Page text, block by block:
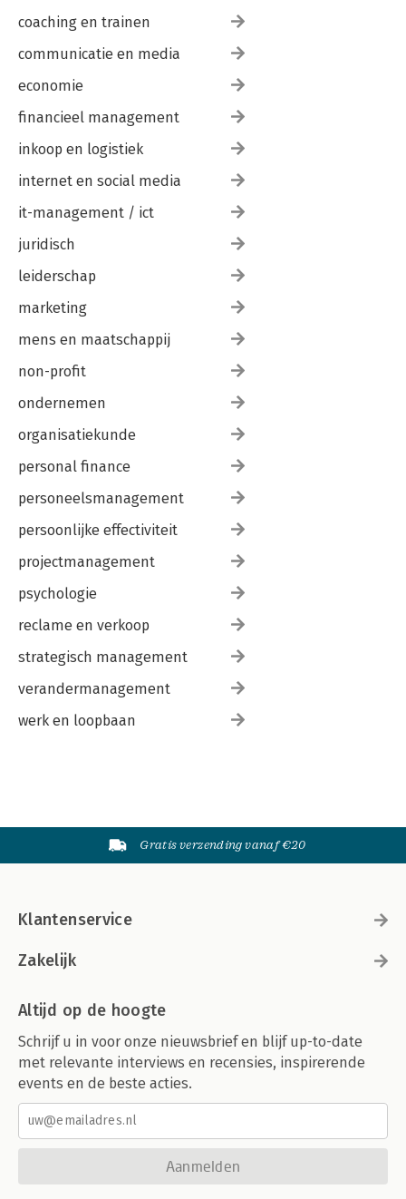
coaching en trainen
communicatie en media
economie
financieel management
inkoop en logistiek
internet en social media
it-management / ict
juridisch
leiderschap
marketing
mens en maatschappij
non-profit
ondernemen
organisatiekunde
personal finance
personeelsmanagement
persoonlijke effectiviteit
projectmanagement
psychologie
reclame en verkoop
strategisch management
verandermanagement
werk en loopbaan
Gratis verzending vanaf €20
Klantenservice
Zakelijk
Altijd op de hoogte
Schrijf u in voor onze nieuwsbrief en blijf up-to-date
met relevante interviews en recensies, inspirerende
events en de beste acties.
Aanmelden